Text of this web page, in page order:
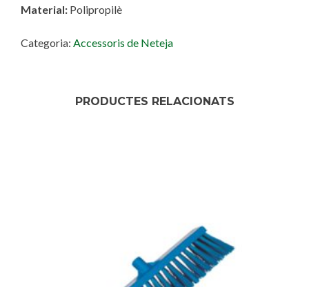
Material: Polipropilè
Categoria: Accessoris de Neteja
PRODUCTES RELACIONATS